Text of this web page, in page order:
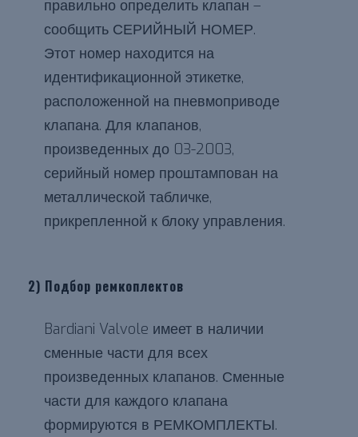
правильно определить клапан –
сообщить СЕРИЙНЫЙ НОМЕР.
Этот номер находится на
идентификационной этикетке,
расположенной на пневмоприводе
клапана. Для клапанов,
произведенных до 03-2003,
серийный номер проштампован на
металлической табличке,
прикрепленной к блоку управления.
2) Подбор ремкоплектов
Bardiani Valvole имеет в наличии
сменные части для всех
произведенных клапанов. Сменные
части для каждого клапана
формируются в РЕМКОМПЛЕКТЫ.